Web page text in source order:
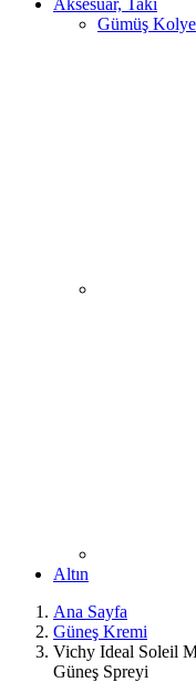
Aksesuar, Takı
Gümüş Kolye
Altın
Ana Sayfa
Güneş Kremi
Vichy Ideal Soleil
Güneş Spreyi